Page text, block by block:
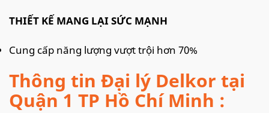
THIẾT KẾ MANG LẠI SỨC MẠNH
Cung cấp năng lượng vượt trội hơn 70%
Thông tin Đại lý Delkor tại
Quận 1 TP Hồ Chí Minh :